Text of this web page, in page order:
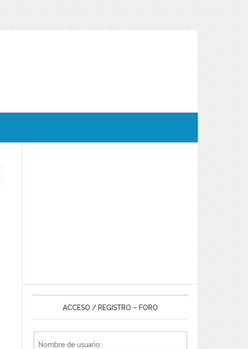
ACCESO / REGISTRO – FORO
Nombre de usuario: